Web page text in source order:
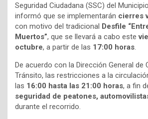
Seguridad Ciudadana (SSC) del
informó que se implementarán cierres
con motivo del tradicional Desfile
Muertos”, que se llevará a cabo este
octubre, a partir de las 17:00 horas.
De acuerdo con la Dirección General de
Tránsito, las restricciones a la
las 16:00 hasta las 21:00 horas, a fin
seguridad de peatones,
durante el recorrido.